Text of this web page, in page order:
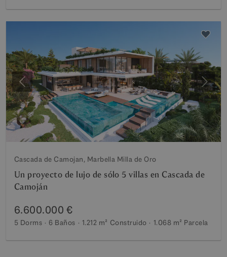
Anterior
Cascada de Camojan, Marbella Milla de Oro
Un proyecto de lujo de sólo 5 villas en Cascada de
Camoján
6.600.000 €
5 Dorms 6 Baños 1.212 m² Construido 1.068 m² Parcela